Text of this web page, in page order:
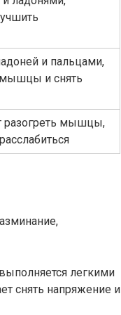
и пальцами,
мышцы и снять
разогреть мышцы,
легкими
снять напряжение и